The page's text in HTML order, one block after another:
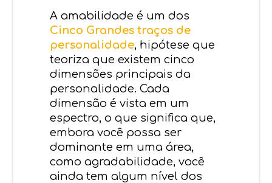
A amabilidade é um dos
Cinco Grandes traços de
personalidade, hipótese que
teoriza que existem cinco
dimensões principais da
personalidade. Cada
dimensão é vista em um
espectro, o que significa que,
embora você possa ser
dominante em uma área,
como agradabilidade, você
ainda tem algum nível dos